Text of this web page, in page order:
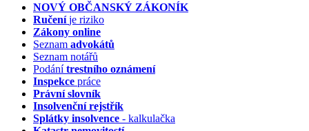
NOVÝ OBČANSKÝ ZÁKONÍK
Ručeníje riziko
Zákony online
Seznam advokátů
Seznam notářů
Podánítrestního oznámení
Inspekce práce
Právní slovník
Insolvenčnírejstřík
Splátky insolvence - kalkulačka